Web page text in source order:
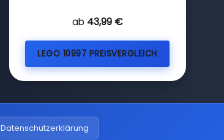
ab 43,99 €
LEGO 10997 PREISVERGLEICH
Datenschutzerklärung